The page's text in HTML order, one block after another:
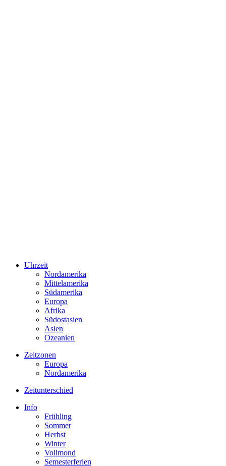
Uhrzeit
Nordamerika
Mittelamerika
Südamerika
Europa
Afrika
Südostasien
Asien
Ozeanien
Zeitzonen
Europa
Nordamerika
Zeitunterschied
Info
Frühling
Sommer
Herbst
Winter
Vollmond
Semesterferien